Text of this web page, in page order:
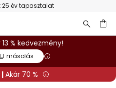
25 év tapasztalat
13 % kedvezmény!
másolás
| Akár 70 %